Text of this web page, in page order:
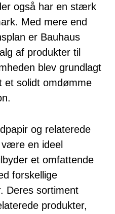
også har en stærk
Med mere end
er Bauhaus
af produkter til
blev grundlagt
et solidt omdømme
og relaterede
være en ideel
et omfattende
forskellige
Deres sortiment
produkter,